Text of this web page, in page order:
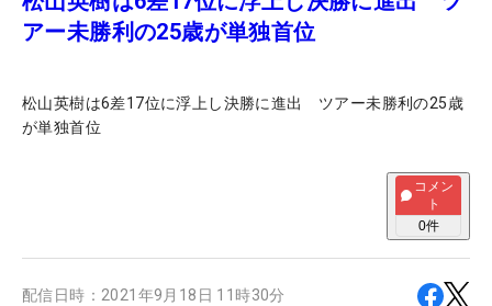
アー未勝利の25歳が単独首位
松山英樹は6差17位に浮上し決勝に進出 ツアー未勝利の25歳
が単独首位
コメン
ト
0件
配信日時： 2021年9月18日 11時30分